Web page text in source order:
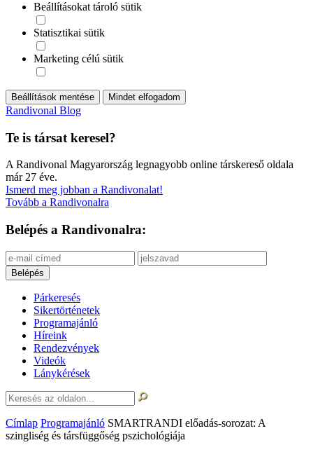
Beállításokat tároló sütik
Statisztikai sütik
Marketing célú sütik
Beállítások mentése Mindet elfogadom
Randivonal Blog
Te is társat keresel?
A Randivonal Magyarország legnagyobb online társkereső oldala
már 27 éve.
Ismerd meg jobban a Randivonalat!
Tovább a Randivonalra
Belépés a Randivonalra:
Párkeresés
Sikertörténetek
Programajánló
Híreink
Rendezvények
Videók
Lánykérések
Címlap Programajánló SMARTRANDI előadás-sorozat: A
szingliség és társfüggőség pszichológiája